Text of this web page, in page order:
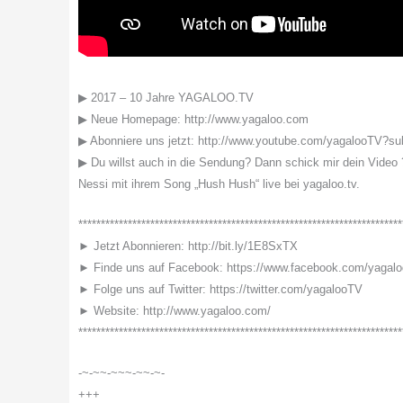
▶ 2017 – 10 Jahre YAGALOO.TV
▶ Neue Homepage: http://www.yagaloo.com
▶ Abonniere uns jetzt: http://www.youtube.com/
▶ Du willst auch in die Sendung? Dann schick mir dein Video
Nessi mit ihrem Song „Hush Hush“ live bei yagaloo.tv.
► Jetzt Abonnieren: http://bit.ly/1E8SxTX
► Finde uns auf Facebook: https://www.facebook.com/
► Folge uns auf Twitter: https://twitter.com/yagalooTV
► Website: http://www.yagaloo.com/
-~-~~-~~~-~~-~-
+++